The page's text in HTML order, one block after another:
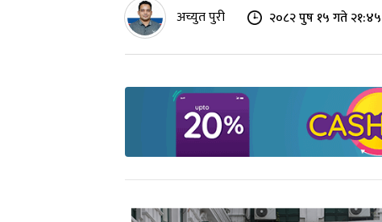
अच्युत पुरी २०८२ पुष १५ गते २१:४५